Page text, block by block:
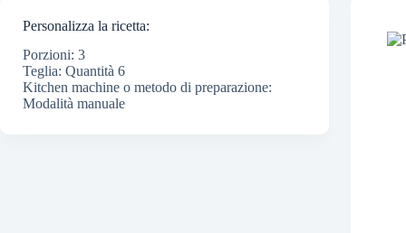
Personalizza la ricetta:
Porzioni: 3
Teglia: Quantità 6
Kitchen machine o metodo di preparazione:
Modalità manuale